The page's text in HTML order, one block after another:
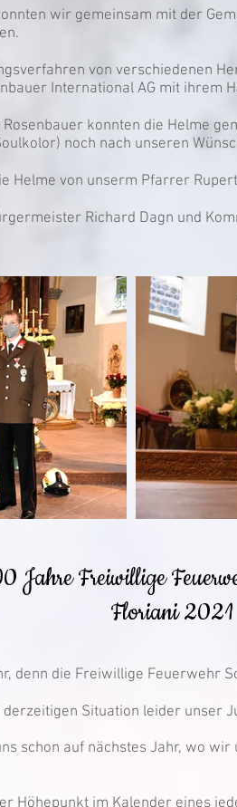
wir gemeinsam mit der
von verschiedenen
International AG mit ihrem
konnten die Helme
noch nach unseren
Helme von unserm Pfarrer
Richard Dagn und
Jahre Freiwillige
Floriani 2021
denn die Freiwillige Feuerwehr
Situation leider unser
schon auf nächstes Jahr, wo
Höhepunkt im Kalender eines